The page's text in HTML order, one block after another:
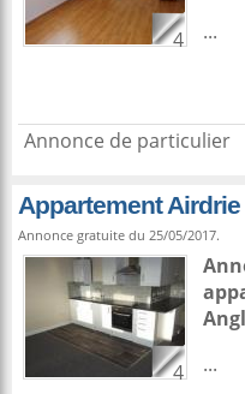
4
...
Annonce de particulier
Appartement Airdrie
Annonce gratuite du 25/05/2017.
4
...